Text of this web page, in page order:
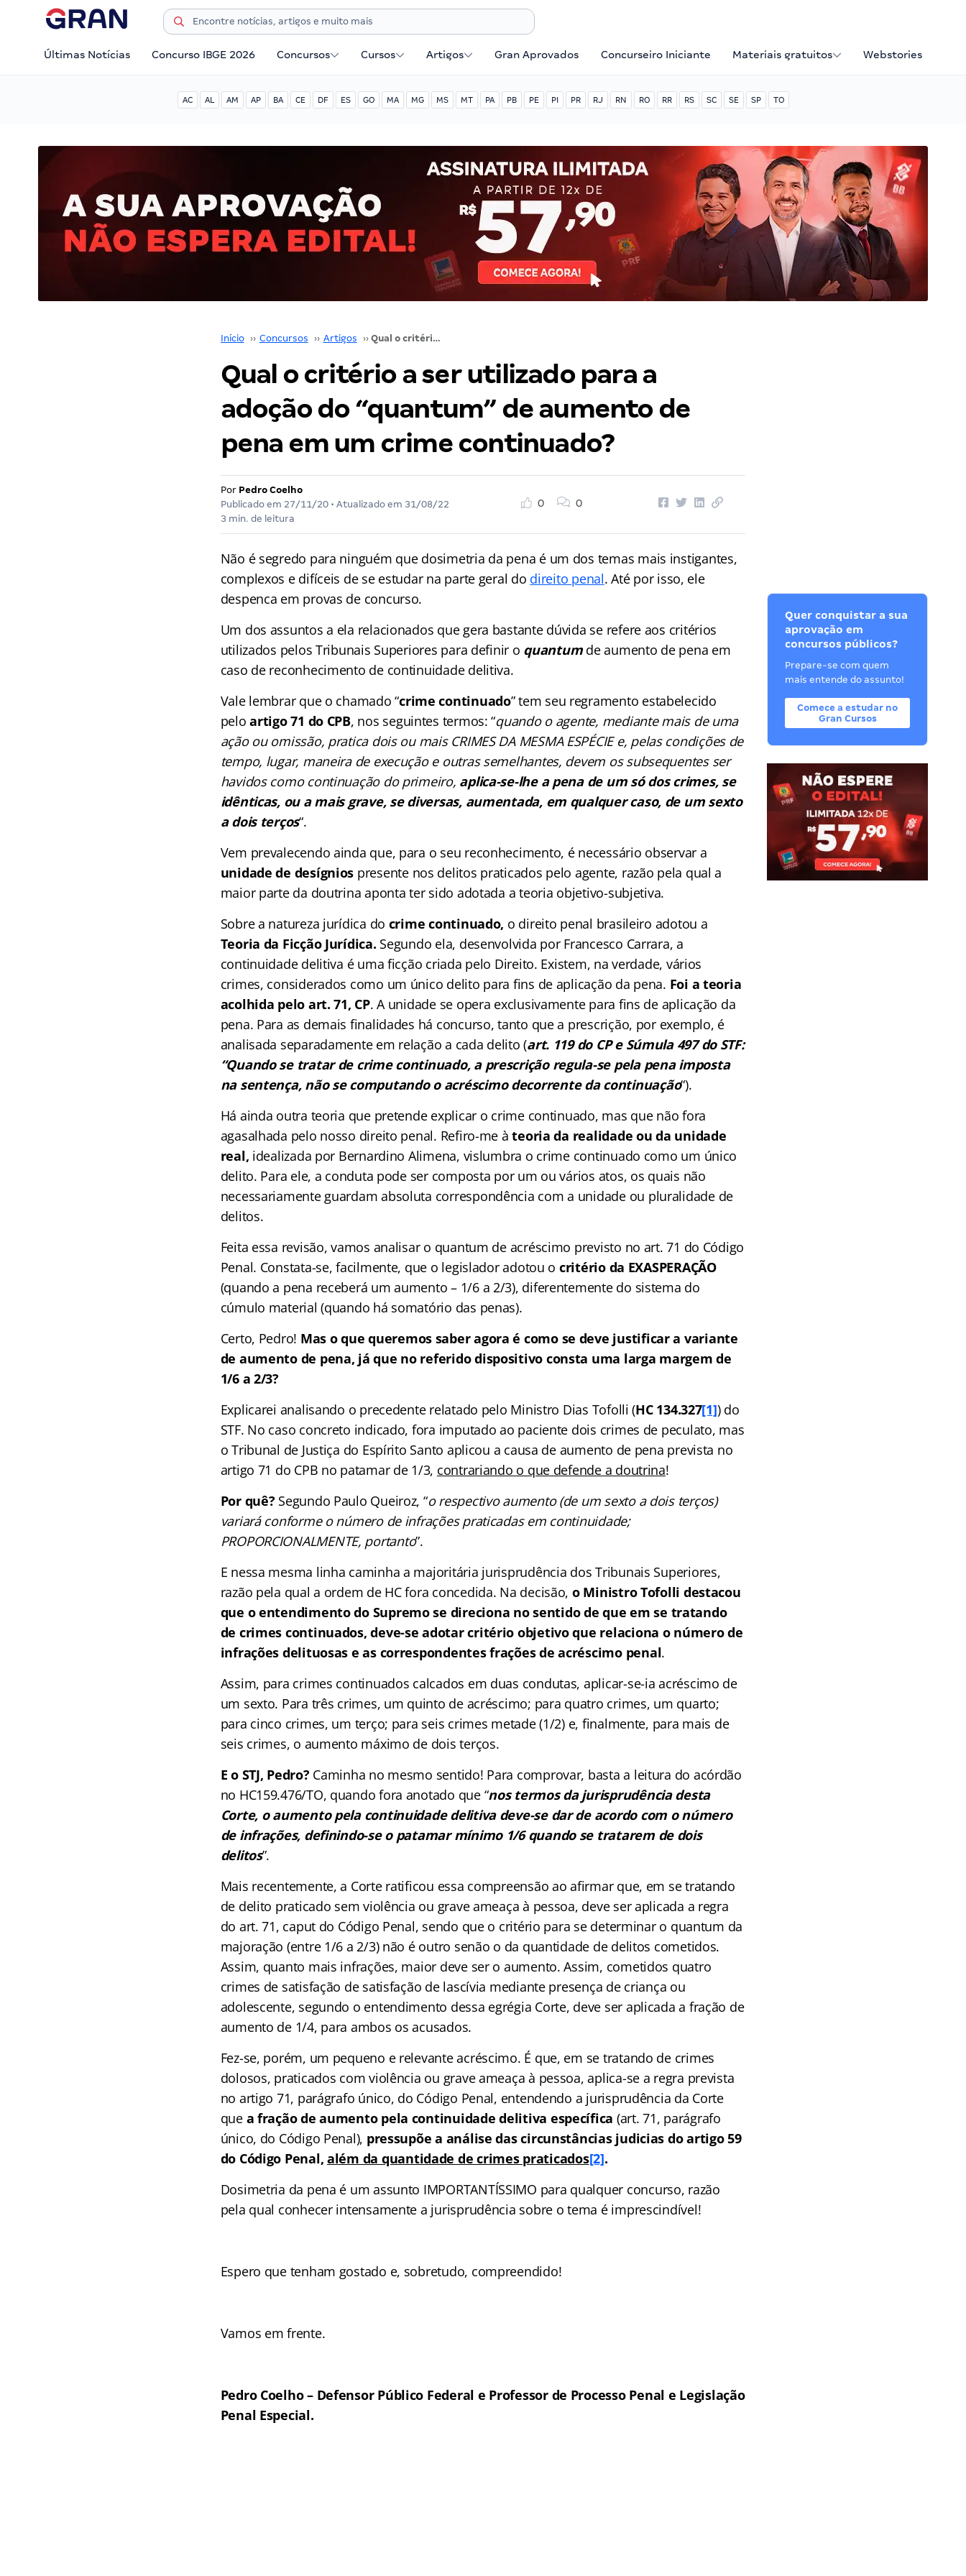
Últimas Notícias Concurso IBGE 2026 Concursos Cursos Artigos Gran Aprovados Concurseiro Iniciante Materiais gratuitos Webstories
AC AL AM AP BA CE DF ES GO MA MG MS MT PA PB PE PI PR RJ RN RO RR RS SC SE SP TO
Início ›› Concursos ›› Artigos ›› Qual o critério a ser utilizado para a adoção do “quantum” de aumento de pena em um crime continuado?
Qual o critério a ser utilizado para a
adoção do “quantum” de aumento de
pena em um crime continuado?
Por Pedro Coelho
Publicado em 27/11/20• Atualizado em 31/08/22
3 min. de leitura
0 0
Não é segredo para ninguém que dosimetria da pena é um dos temas mais instigantes,
complexos e difíceis de se estudar na parte geral do direito penal. Até por isso, ele
despenca em provas de concurso.
Um dos assuntos a ela relacionados que gera bastante dúvida se refere aos critérios
utilizados pelos Tribunais Superiores para definir o quantum de aumento de pena em
caso de reconhecimento de continuidade delitiva.
Vale lembrar que o chamado “crime continuado” tem seu regramento estabelecido
peloartigo 71 do CPB, nos seguintes termos: “quando o agente, mediante mais de uma
ação ou omissão, pratica dois ou mais CRIMES DA MESMA ESPÉCIE e, pelas condições de
tempo, lugar, maneira de execução e outras semelhantes, devem os subsequentes ser
havidos como continuação do primeiro, aplica-se-lhe a pena de um só dos crimes, se
idênticas, ou a mais grave, se diversas, aumentada, em qualquer caso, de um sexto
a dois terços“.
Vem prevalecendo ainda que, para o seu reconhecimento, é necessário observar a
unidade de desígnios presente nos delitos praticados pelo agente, razão pela qual a
maior parte da doutrina aponta ter sido adotada a teoria objetivo-subjetiva.
Sobre a natureza jurídica do crime continuado, o direito penal brasileiro adotou a
Teoria da Ficção Jurídica. Segundo ela, desenvolvida por Francesco Carrara, a
continuidade delitiva é uma ficção criada pelo Direito. Existem, na verdade, vários
crimes, considerados como um único delito para fins de aplicação da pena. Foi a teoria
acolhida pelo art. 71, CP. A unidade se opera exclusivamente para fins de aplicação da
pena. Para as demais finalidades há concurso, tanto que a prescrição, por exemplo, é
analisada separadamente em relação a cada delito (art. 119 do CP e Súmula 497 do STF:
“Quando se tratar de crime continuado, a prescrição regula-se pela pena imposta
na sentença, não se computando o acréscimo decorrente da continuação“).
Há ainda outra teoria que pretende explicar o crime continuado, mas que não fora
agasalhada pelo nosso direito penal. Refiro-me àteoria da realidade ou da unidade
real, idealizada por Bernardino Alimena, vislumbra o crime continuado como um único
delito. Para ele, a conduta pode ser composta por um ou vários atos, os quais não
necessariamente guardam absoluta correspondência com a unidade ou pluralidade de
delitos.
Feita essa revisão, vamos analisar o quantum de acréscimo previsto no art. 71 do Código
Penal. Constata-se, facilmente, que o legislador adotou o critério da EXASPERAÇÃO
(quando a pena receberá um aumento – 1/6 a 2/3), diferentemente do sistema do
cúmulo material (quando há somatório das penas).
Certo, Pedro! Mas o que queremos saber agora é como se deve justificar a variante
de aumento de pena, já que no referido dispositivo consta uma larga margem de
1/6 a 2/3?
Explicarei analisando o precedente relatado pelo Ministro Dias Tofolli (HC 134.327[1]) do
STF. No caso concreto indicado, fora imputado ao paciente dois crimes de peculato, mas
o Tribunal de Justiça do Espírito Santo aplicou a causa de aumento de pena prevista no
artigo 71 do CPB no patamar de 1/3, contrariando o que defende a doutrina!
Por quê?Segundo Paulo Queiroz, “o respectivo aumento (de um sexto a dois terços)
variará conforme o número de infrações praticadas em continuidade;
PROPORCIONALMENTE, portanto”.
E nessa mesma linha caminha a majoritária jurisprudência dos Tribunais Superiores,
razão pela qual a ordem de HC fora concedida. Na decisão, o Ministro Tofolli destacou
que o entendimento do Supremo se direciona no sentido de que em se tratando
de crimes continuados, deve-se adotar critério objetivo que relaciona o número de
infrações delituosas e as correspondentes frações de acréscimo penal.
Assim, para crimes continuados calcados em duas condutas, aplicar-se-ia acréscimo de
um sexto. Para três crimes, um quinto de acréscimo; para quatro crimes, um quarto;
para cinco crimes, um terço; para seis crimes metade (1/2) e, finalmente, para mais de
seis crimes, o aumento máximo de dois terços.
E o STJ, Pedro?Caminha no mesmo sentido! Para comprovar, basta a leitura do acórdão
no HC159.476/TO, quando fora anotado que “nos termos da jurisprudência desta
Corte, o aumento pela continuidade delitiva deve-se dar de acordo com o número
de infrações, definindo-se o patamar mínimo 1/6 quando se tratarem de dois
delitos”.
Mais recentemente, a Corte ratificou essa compreensão ao afirmar que, em se tratando
de delito praticado sem violência ou grave ameaça à pessoa, deve ser aplicada a regra
do art. 71, caput do Código Penal, sendo que o critério para se determinar o quantum da
majoração (entre 1/6 a 2/3) não é outro senão o da quantidade de delitos cometidos.
Assim, quanto mais infrações, maior deve ser o aumento. Assim, cometidos quatro
crimes de satisfação de satisfação de lascívia mediante presença de criança ou
adolescente, segundo o entendimento dessa egrégia Corte, deve ser aplicada a fração de
aumento de 1/4, para ambos os acusados.
Fez-se, porém, um pequeno e relevante acréscimo. É que, em se tratando de crimes
dolosos, praticados com violência ou grave ameaça à pessoa, aplica-se a regra prevista
no artigo 71, parágrafo único, do Código Penal, entendendo a jurisprudência da Corte
que a fração de aumento pela continuidade delitiva específica (art. 71, parágrafo
único, do Código Penal), pressupõe a análise das circunstâncias judicias do artigo 59
do Código Penal,além da quantidade de crimes praticados[2].
Dosimetria da pena é um assunto IMPORTANTÍSSIMO para qualquer concurso, razão
pela qual conhecer intensamente a jurisprudência sobre o tema é imprescindível!
Espero que tenham gostado e, sobretudo, compreendido!
Vamos em frente.
Pedro Coelho – Defensor Público Federal e Professor de Processo Penal e Legislação
Penal Especial.
Quer conquistar a sua
aprovação em
concursos públicos?
Prepare-se com quem
mais entende do assunto!
Comece a estudar no
Gran Cursos